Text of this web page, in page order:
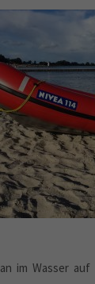
im Wasser